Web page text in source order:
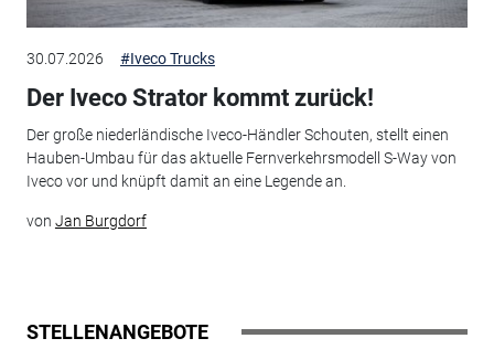
30.07.2026 #Iveco Trucks
Der Iveco Strator kommt zurück!
Der große niederländische Iveco-Händler Schouten, stellt einen
Hauben-Umbau für das aktuelle Fernverkehrsmodell S-Way von
Iveco vor und knüpft damit an eine Legende an.
von Jan Burgdorf
STELLENANGEBOTE